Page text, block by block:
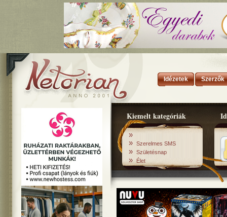
Idézetek Szerzők
Kiemelt kategóriák
»
» Szerelmes SMS
» Születésnap
» Élet